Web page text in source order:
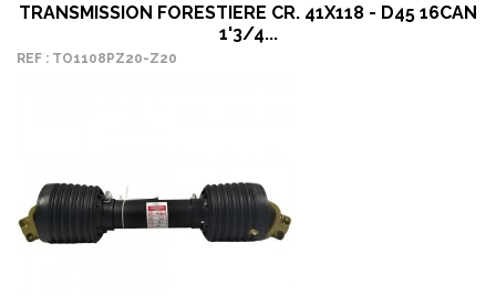
TRANSMISSION FORESTIERE CR. 41X118 - D45 16CAN
1'3/4...
REF : TO1108PZ20-Z20